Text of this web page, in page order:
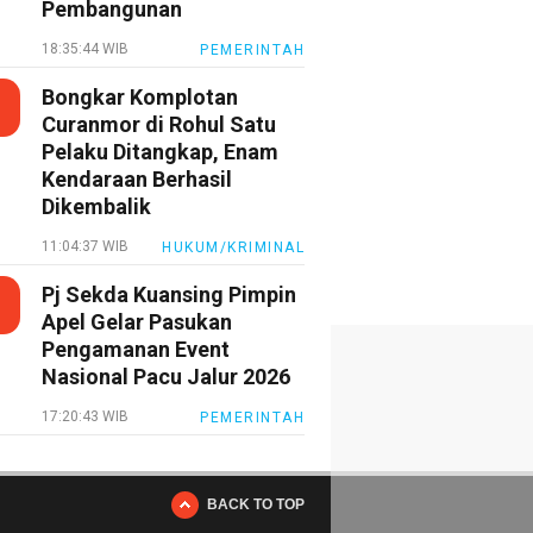
Pembangunan
18:35:44 WIB PEMERINTAH
Bongkar Komplotan
Curanmor di Rohul Satu
Pelaku Ditangkap, Enam
Kendaraan Berhasil
Dikembalik
11:04:37 WIB HUKUM/KRIMINAL
Pj Sekda Kuansing Pimpin
Apel Gelar Pasukan
Pengamanan Event
Nasional Pacu Jalur 2026
17:20:43 WIB PEMERINTAH
BACK TO TOP